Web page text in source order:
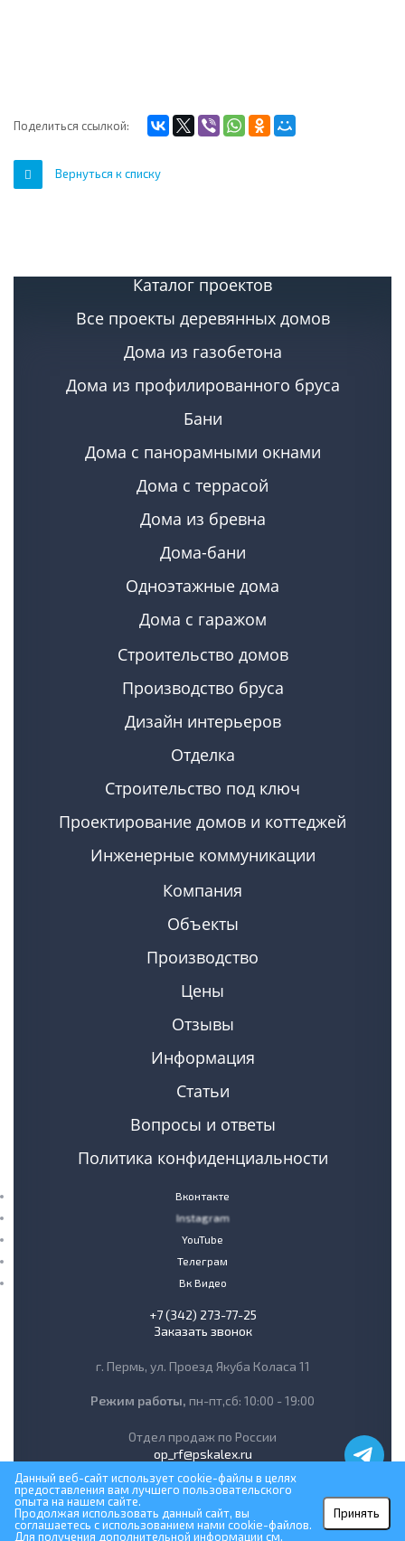
Поделиться ссылкой:
Вернуться к списку
Каталог проектов
Все проекты деревянных домов
Дома из газобетона
Дома из профилированного бруса
Бани
Дома с панорамными окнами
Дома с террасой
Дома из бревна
Дома-бани
Одноэтажные дома
Дома с гаражом
Строительство домов
Производство бруса
Дизайн интерьеров
Отделка
Строительство под ключ
Проектирование домов и коттеджей
Инженерные коммуникации
Компания
Объекты
Производство
Цены
Отзывы
Информация
Статьи
Вопросы и ответы
Политика конфиденциальности
Вконтакте
Instagram
YouTube
Телеграм
Вк Видео
+7 (342) 273-77-25
Заказать звонок
г. Пермь, ул. Проезд Якуба Коласа 11
Режим работы, пн-пт,сб: 10:00 - 19:00
Отдел продаж по России
op_rf@pskalex.ru
Данный веб-сайт использует cookie-файлы в целях
предоставления вам лучшего пользовательского
опыта на нашем сайте.
Продолжая использовать данный сайт, вы
соглашаетесь с использованием нами cookie-файлов.
Для получения дополнительной информации см.
Принять